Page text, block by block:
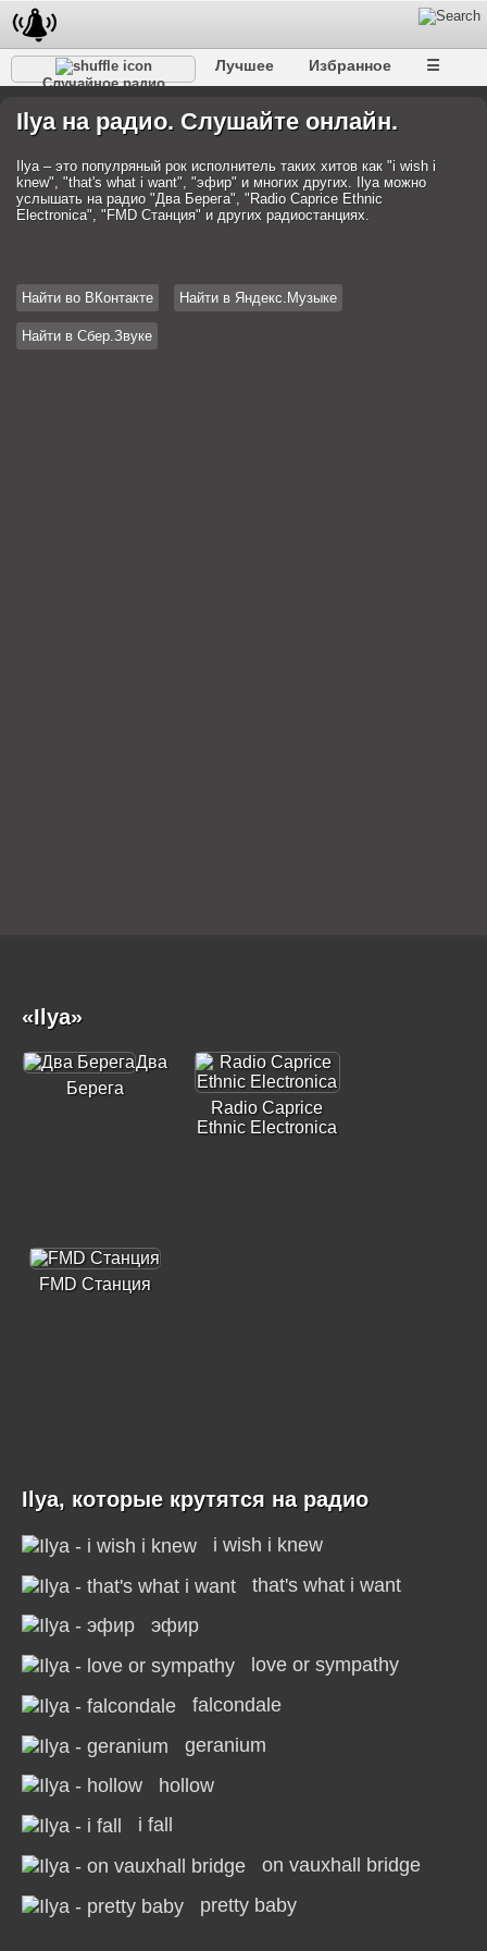
Случайное радио
Лучшее Избранное ☰
Ilya на радио. Слушайте онлайн.
Ilya – это популряный рок исполнитель таких хитов как "i wish i
knew", "that's what i want", "эфир" и многих других. Ilya можно
услышать на радио "Два Берега", "Radio Caprice Ethnic
Electronica", "FMD Станция" и других радиостанциях.
Найти во ВКонтакте Найти в Яндекс.Музыке
Найти в Сбер.Звуке
«Ilya»
Два
Берега
Radio Caprice
Ethnic Electronica
FMD Станция
Ilya, которые крутятся на радио
i wish i knew
that's what i want
эфир
love or sympathy
falcondale
geranium
hollow
i fall
on vauxhall bridge
pretty baby